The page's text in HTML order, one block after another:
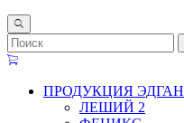
ПРОДУКЦИЯ ЭДГАН
ЛЕШИЙ 2